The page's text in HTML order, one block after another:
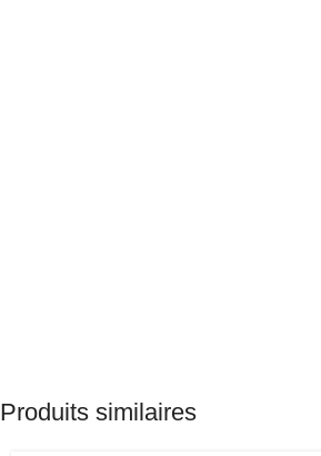
Produits similaires